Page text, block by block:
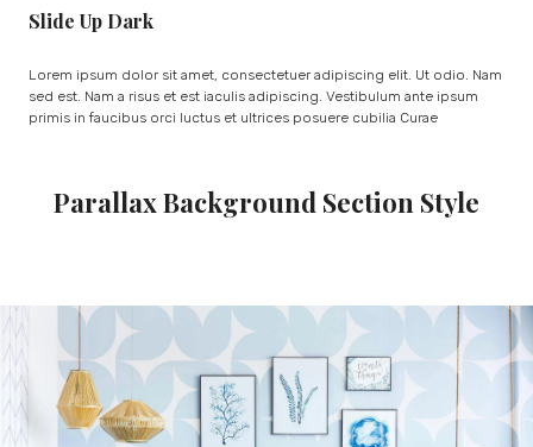
Slide Up Dark
Lorem ipsum dolor sit amet, consectetuer adipiscing elit. Ut odio. Nam
sed est. Nam a risus et est iaculis adipiscing. Vestibulum ante ipsum
primis in faucibus orci luctus et ultrices posuere cubilia Curae
Parallax Background Section Style